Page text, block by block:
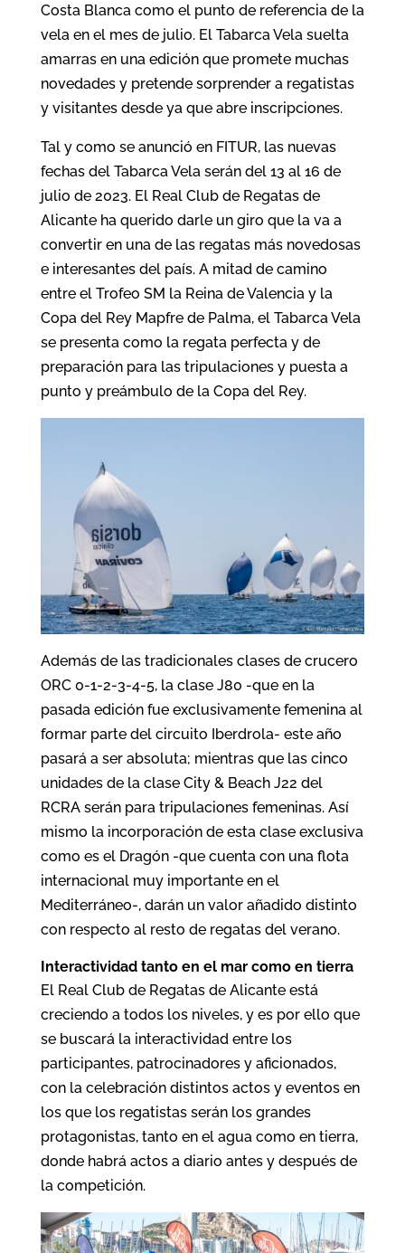
Costa Blanca como el punto de referencia de la
vela en el mes de julio. El Tabarca Vela suelta
amarras en una edición que promete muchas
novedades y pretende sorprender a regatistas
y visitantes desde ya que abre inscripciones.
Tal y como se anunció en FITUR, las nuevas
fechas del Tabarca Vela serán del 13 al 16 de
julio de 2023. El Real Club de Regatas de
Alicante ha querido darle un giro que la va a
convertir en una de las regatas más novedosas
e interesantes del país. A mitad de camino
entre el Trofeo SM la Reina de Valencia y la
Copa del Rey Mapfre de Palma, el Tabarca Vela
se presenta como la regata perfecta y de
preparación para las tripulaciones y puesta a
punto y preámbulo de la Copa del Rey.
Además de las tradicionales clases de crucero
ORC 0-1-2-3-4-5, la clase J80 -que en la
pasada edición fue exclusivamente femenina al
formar parte del circuito Iberdrola- este año
pasará a ser absoluta; mientras que las cinco
unidades de la clase City & Beach J22 del
RCRA serán para tripulaciones femeninas. Así
mismo la incorporación de esta clase exclusiva
como es el Dragón -que cuenta con una flota
internacional muy importante en el
Mediterráneo-, darán un valor añadido distinto
con respecto al resto de regatas del verano.
Interactividad tanto en el mar como en tierra
El Real Club de Regatas de Alicante está
creciendo a todos los niveles, y es por ello que
se buscará la interactividad entre los
participantes, patrocinadores y aficionados,
con la celebración distintos actos y eventos en
los que los regatistas serán los grandes
protagonistas, tanto en el agua como en tierra,
donde habrá actos a diario antes y después de
la competición.